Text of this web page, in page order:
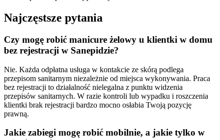
Najczęstsze pytania
Czy mogę robić manicure żelowy u klientki w domu
bez rejestracji w Sanepidzie?
Nie. Każda odpłatna usługa w kontakcie ze skórą podlega
przepisom sanitarnym niezależnie od miejsca wykonywania. Praca
bez rejestracji to działalność nielegalna z punktu widzenia
przepisów sanitarnych. W razie kontroli lub wypadku i roszczenia
klientki brak rejestracji bardzo mocno osłabia Twoją pozycję
prawną.
Jakie zabiegi mogę robić mobilnie, a jakie tylko w